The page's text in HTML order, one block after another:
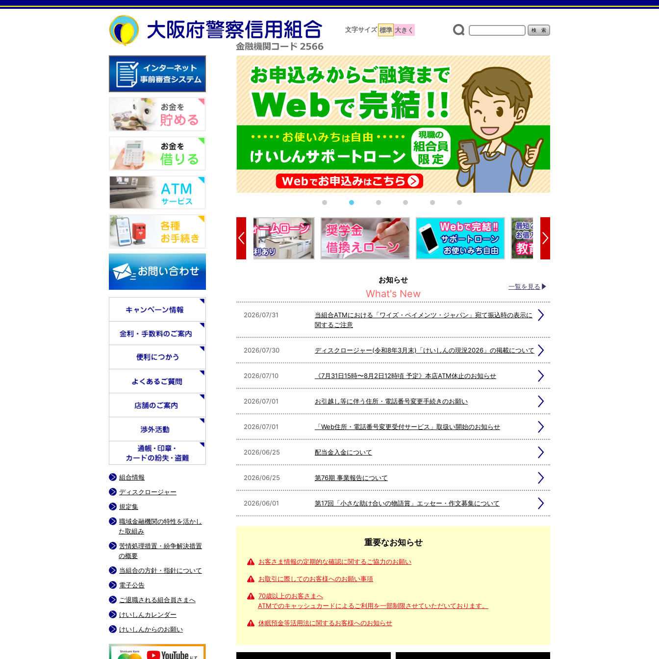
文字サイズ 標準 大きく
お知らせ
What's New
一覧を見る
2026/07/31
当組合ATMにおける「ワイズ・ペイメンツ・ジャパン」宛て振込時の表示に
関するご注意
2026/07/30 ディスクロージャー(令和8年3月末)「けいしんの現況2026」の掲載について
2026/07/10 《7月31日15時〜8月2日12時頃 予定》本店ATM休止のお知らせ
2026/07/01 お引越し等に伴う住所・電話番号変更手続きのお願い
2026/07/01 「Web住所・電話番号変更受付サービス」取扱い開始のお知らせ
2026/06/25 配当金入金について
2026/06/25 第76期 事業報告について
2026/06/01 第17回「小さな助け合いの物語賞」エッセー・作文募集について
重要なお知らせ
お客さま情報の定期的な確認に関するご協力のお願い
お取引に際してのお客様へのお願い事項
70歳以上のお客さまへ
ATMでのキャッシュカードによるご利用を一部制限させていただいております。
休眠預金等活用法に関するお客様へのお知らせ
組合情報
ディスクロージャー
規定集
職域金融機関の特性を活かし
た取組み
苦情処理措置・紛争解決措置
の概要
当組合の方針・指針について
電子公告
ご退職される組合員さまへ
けいしんカレンダー
けいしんからのお願い